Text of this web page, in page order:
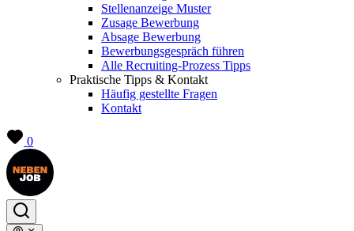
Stellenanzeige Muster
Zusage Bewerbung
Absage Bewerbung
Bewerbungsgespräch führen
Alle Recruiting-Prozess Tipps
Praktische Tipps & Kontakt
Häufig gestellte Fragen
Kontakt
0